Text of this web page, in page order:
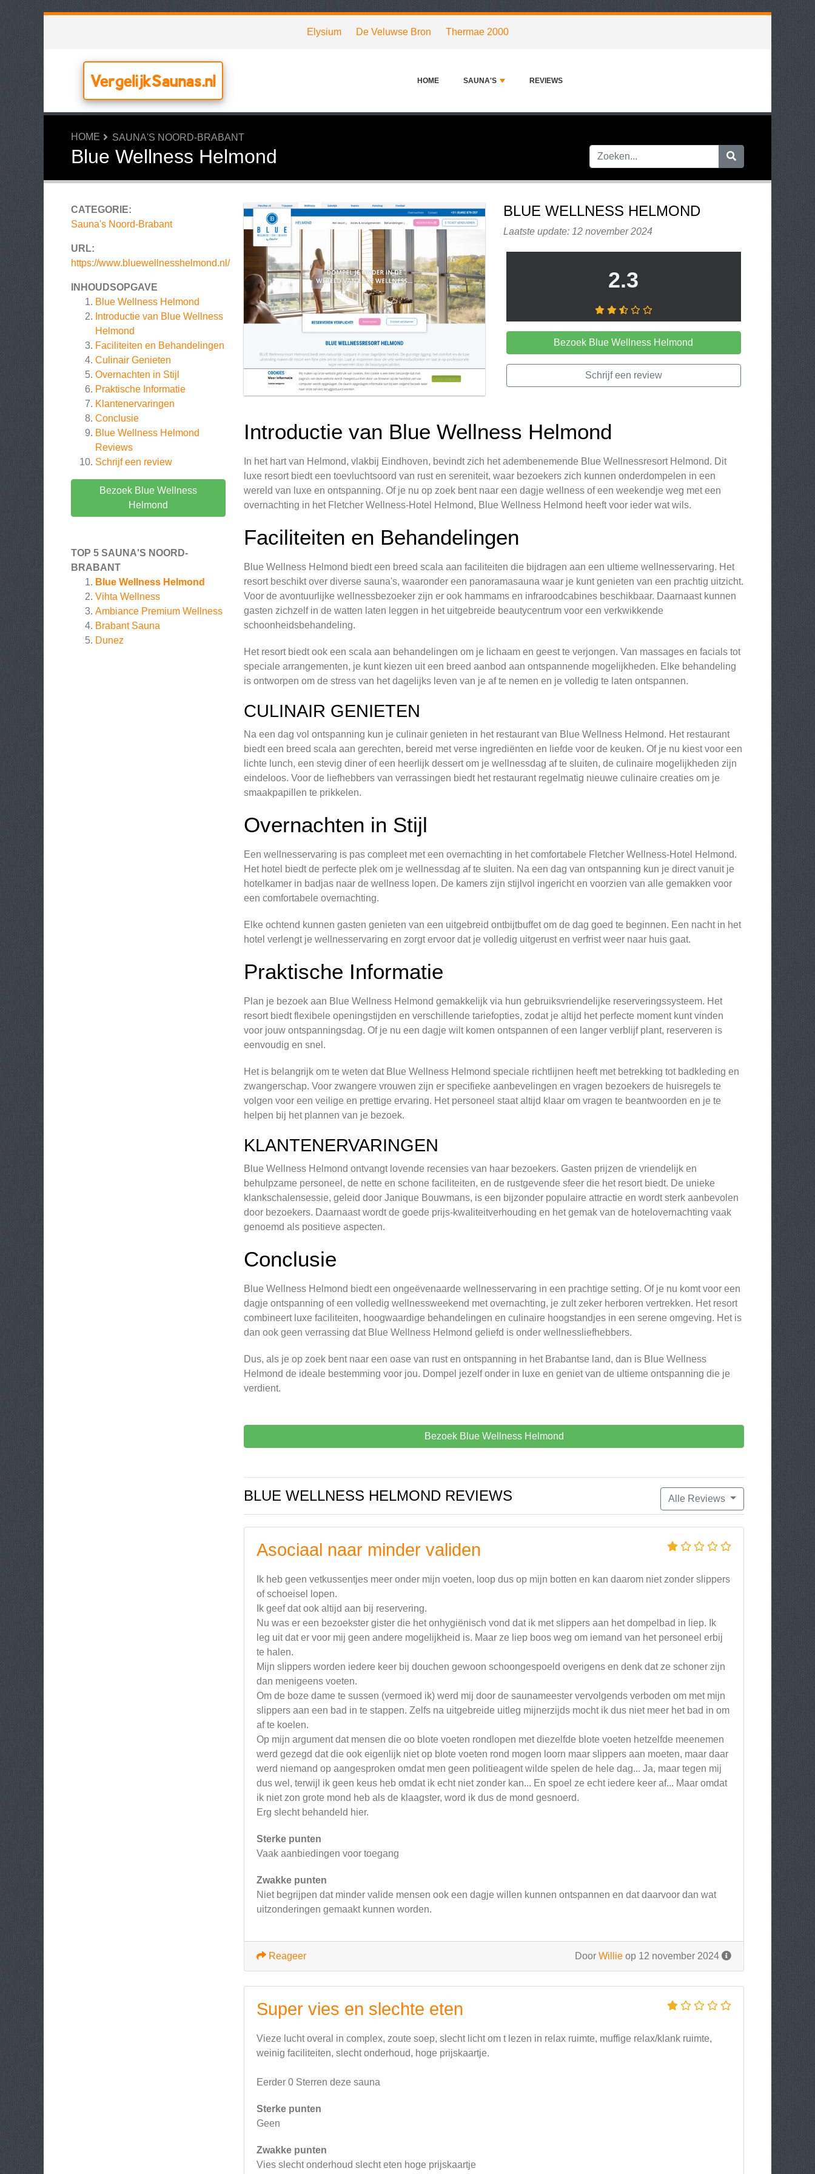
Elysium De Veluwse Bron Thermae 2000
VergelijkSaunas.nl HOME SAUNA'S REVIEWS
HOME SAUNA'S NOORD-BRABANT
Blue Wellness Helmond
CATEGORIE:
Sauna's Noord-Brabant
URL:
https://www.bluewellnesshelmond.nl/
INHOUDSOPGAVE
Blue Wellness Helmond
Introductie van Blue Wellness
Helmond
Faciliteiten en Behandelingen
Culinair Genieten
Overnachten in Stijl
Praktische Informatie
Klantenervaringen
Conclusie
Blue Wellness Helmond
Reviews
Schrijf een review
Bezoek Blue Wellness
Helmond
TOP 5 SAUNA'S NOORD-
BRABANT
Blue Wellness Helmond
Vihta Wellness
Ambiance Premium Wellness
Brabant Sauna
Dunez
BLUE WELLNESS HELMOND
Laatste update: 12 november 2024
2.3
Bezoek Blue Wellness Helmond
Schrijf een review
Introductie van Blue Wellness Helmond
In het hart van Helmond, vlakbij Eindhoven, bevindt zich het adembenemende Blue Wellnessresort Helmond. Dit
luxe resort biedt een toevluchtsoord van rust en sereniteit, waar bezoekers zich kunnen onderdompelen in een
wereld van luxe en ontspanning. Of je nu op zoek bent naar een dagje wellness of een weekendje weg met een
overnachting in het Fletcher Wellness-Hotel Helmond, Blue Wellness Helmond heeft voor ieder wat wils.
Faciliteiten en Behandelingen
Blue Wellness Helmond biedt een breed scala aan faciliteiten die bijdragen aan een ultieme wellnesservaring. Het
resort beschikt over diverse sauna's, waaronder een panoramasauna waar je kunt genieten van een prachtig uitzicht.
Voor de avontuurlijke wellnessbezoeker zijn er ook hammams en infraroodcabines beschikbaar. Daarnaast kunnen
gasten zichzelf in de watten laten leggen in het uitgebreide beautycentrum voor een verkwikkende
schoonheidsbehandeling.
Het resort biedt ook een scala aan behandelingen om je lichaam en geest te verjongen. Van massages en facials tot
speciale arrangementen, je kunt kiezen uit een breed aanbod aan ontspannende mogelijkheden. Elke behandeling
is ontworpen om de stress van het dagelijks leven van je af te nemen en je volledig te laten ontspannen.
CULINAIR GENIETEN
Na een dag vol ontspanning kun je culinair genieten in het restaurant van Blue Wellness Helmond. Het restaurant
biedt een breed scala aan gerechten, bereid met verse ingrediënten en liefde voor de keuken. Of je nu kiest voor een
lichte lunch, een stevig diner of een heerlijk dessert om je wellnessdag af te sluiten, de culinaire mogelijkheden zijn
eindeloos. Voor de liefhebbers van verrassingen biedt het restaurant regelmatig nieuwe culinaire creaties om je
smaakpapillen te prikkelen.
Overnachten in Stijl
Een wellnesservaring is pas compleet met een overnachting in het comfortabele Fletcher Wellness-Hotel Helmond.
Het hotel biedt de perfecte plek om je wellnessdag af te sluiten. Na een dag van ontspanning kun je direct vanuit je
hotelkamer in badjas naar de wellness lopen. De kamers zijn stijlvol ingericht en voorzien van alle gemakken voor
een comfortabele overnachting.
Elke ochtend kunnen gasten genieten van een uitgebreid ontbijtbuffet om de dag goed te beginnen. Een nacht in het
hotel verlengt je wellnesservaring en zorgt ervoor dat je volledig uitgerust en verfrist weer naar huis gaat.
Praktische Informatie
Plan je bezoek aan Blue Wellness Helmond gemakkelijk via hun gebruiksvriendelijke reserveringssysteem. Het
resort biedt flexibele openingstijden en verschillende tariefopties, zodat je altijd het perfecte moment kunt vinden
voor jouw ontspanningsdag. Of je nu een dagje wilt komen ontspannen of een langer verblijf plant, reserveren is
eenvoudig en snel.
Het is belangrijk om te weten dat Blue Wellness Helmond speciale richtlijnen heeft met betrekking tot badkleding en
zwangerschap. Voor zwangere vrouwen zijn er specifieke aanbevelingen en vragen bezoekers de huisregels te
volgen voor een veilige en prettige ervaring. Het personeel staat altijd klaar om vragen te beantwoorden en je te
helpen bij het plannen van je bezoek.
KLANTENERVARINGEN
Blue Wellness Helmond ontvangt lovende recensies van haar bezoekers. Gasten prijzen de vriendelijk en
behulpzame personeel, de nette en schone faciliteiten, en de rustgevende sfeer die het resort biedt. De unieke
klankschalensessie, geleid door Janique Bouwmans, is een bijzonder populaire attractie en wordt sterk aanbevolen
door bezoekers. Daarnaast wordt de goede prijs-kwaliteitverhouding en het gemak van de hotelovernachting vaak
genoemd als positieve aspecten.
Conclusie
Blue Wellness Helmond biedt een ongeëvenaarde wellnesservaring in een prachtige setting. Of je nu komt voor een
dagje ontspanning of een volledig wellnessweekend met overnachting, je zult zeker herboren vertrekken. Het resort
combineert luxe faciliteiten, hoogwaardige behandelingen en culinaire hoogstandjes in een serene omgeving. Het is
dan ook geen verrassing dat Blue Wellness Helmond geliefd is onder wellnessliefhebbers.
Dus, als je op zoek bent naar een oase van rust en ontspanning in het Brabantse land, dan is Blue Wellness
Helmond de ideale bestemming voor jou. Dompel jezelf onder in luxe en geniet van de ultieme ontspanning die je
verdient.
Bezoek Blue Wellness Helmond
Alle Reviews
BLUE WELLNESS HELMOND REVIEWS
Asociaal naar minder validen
Ik heb geen vetkussentjes meer onder mijn voeten, loop dus op mijn botten en kan daarom niet zonder slippers
of schoeisel lopen.
Ik geef dat ook altijd aan bij reservering.
Nu was er een bezoekster gister die het onhygiënisch vond dat ik met slippers aan het dompelbad in liep. Ik
leg uit dat er voor mij geen andere mogelijkheid is. Maar ze liep boos weg om iemand van het personeel erbij
te halen.
Mijn slippers worden iedere keer bij douchen gewoon schoongespoeld overigens en denk dat ze schoner zijn
dan menigeens voeten.
Om de boze dame te sussen (vermoed ik) werd mij door de saunameester vervolgends verboden om met mijn
slippers aan een bad in te stappen. Zelfs na uitgebreide uitleg mijnerzijds mocht ik dus niet meer het bad in om
af te koelen.
Op mijn argument dat mensen die oo blote voeten rondlopen met diezelfde blote voeten hetzelfde meenemen
werd gezegd dat die ook eigenlijk niet op blote voeten rond mogen loorn maar slippers aan moeten, maar daar
werd niemand op aangesproken omdat men geen politieagent wilde spelen de hele dag... Ja, maar tegen mij
dus wel, terwijl ik geen keus heb omdat ik echt niet zonder kan... En spoel ze echt iedere keer af... Maar omdat
ik niet zon grote mond heb als de klaagster, word ik dus de mond gesnoerd.
Erg slecht behandeld hier.
Sterke punten
Vaak aanbiedingen voor toegang
Zwakke punten
Niet begrijpen dat minder valide mensen ook een dagje willen kunnen ontspannen en dat daarvoor dan wat
uitzonderingen gemaakt kunnen worden.
Door Willie op 12 november 2024
Reageer
Super vies en slechte eten
Vieze lucht overal in complex, zoute soep, slecht licht om t lezen in relax ruimte, muffige relax/klank ruimte,
weinig faciliteiten, slecht onderhoud, hoge prijskaartje.
Eerder 0 Sterren deze sauna
Sterke punten
Geen
Zwakke punten
Vies slecht onderhoud slecht eten hoge prijskaartje